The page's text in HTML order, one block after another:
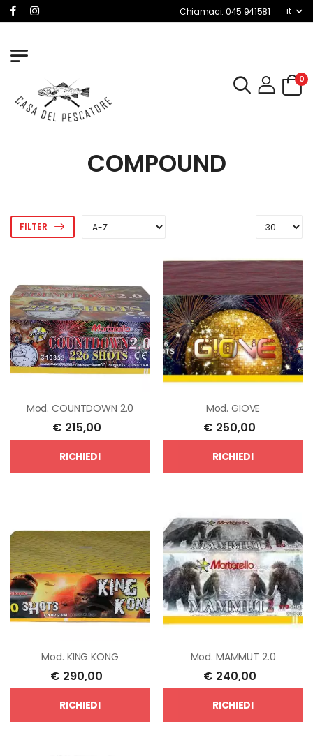
Chiamaci: 045 941581 it
0
COMPOUND
FILTER
Mod.COUNTDOWN 2.0
€ 215,00
RICHIEDI
Mod. GIOVE
€ 250,00
RICHIEDI
Mod. KING KONG
€ 290,00
RICHIEDI
Mod. MAMMUT 2.0
€ 240,00
RICHIEDI